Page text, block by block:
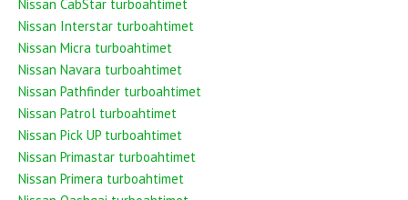
Nissan CabStar turboahtimet
Nissan Interstar turboahtimet
Nissan Micra turboahtimet
Nissan Navara turboahtimet
Nissan Pathfinder turboahtimet
Nissan Patrol turboahtimet
Nissan Pick UP turboahtimet
Nissan Primastar turboahtimet
Nissan Primera turboahtimet